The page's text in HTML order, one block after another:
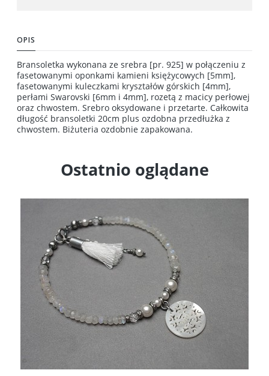
OPIS
Bransoletka wykonana ze srebra [pr. 925] w połączeniu z
fasetowanymi oponkami kamieni księżycowych [5mm],
fasetowanymi kuleczkami kryształów górskich [4mm],
perłami Swarovski [6mm i 4mm], rozetą z macicy perłowej
oraz chwostem. Srebro oksydowane i przetarte. Całkowita
długość bransoletki 20cm plus ozdobna przedłużka z
chwostem. Biżuteria ozdobnie zapakowana.
Ostatnio oglądane